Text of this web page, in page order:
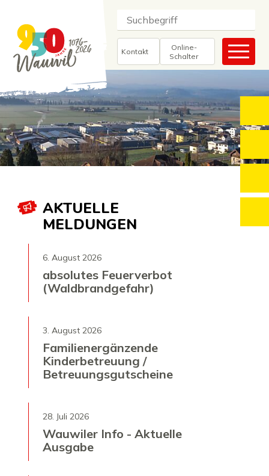
Navigieren in Wauwil
Kontakt
Online-
Schalter
SUCHE
Suchbegriff
AKTUELLE
MELDUNGEN
absolutes Feuerverbot
(Waldbrandgefahr)
6. August 2026
Familienergänzende
Kinderbetreuung /
Betreuungsgutscheine
3. August 2026
Wauwiler Info - Aktuelle
Ausgabe
28. Juli 2026